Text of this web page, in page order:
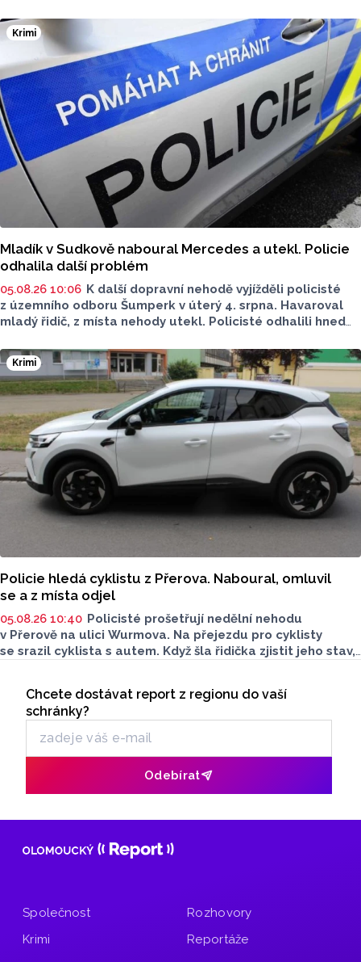
Krimi
Mladík v Sudkově naboural Mercedes a utekl. Policie
odhalila další problém
05.08.26 10:06 K další dopravní nehodě vyjížděli policisté
z územního odboru Šumperk v úterý 4. srpna. Havaroval
mladý řidič, z místa nehody utekl. Policisté odhalili hned
řízení. Škoda přesáhla 100 tisíc.
Krimi
Policie hledá cyklistu z Přerova. Naboural, omluvil
se a z místa odjel
05.08.26 10:40 Policisté prošetřují nedělní nehodu
v Přerově na ulici Wurmova. Na přejezdu pro cyklisty
se srazil cyklista s autem. Když šla řidička zjistit jeho stav,
o pomoc.
Odběr newsletteru
Chcete dostávat report z regionu do vaší
schránky?
Odebírat
Společnost
Krimi
Rozhovory
Reportáže